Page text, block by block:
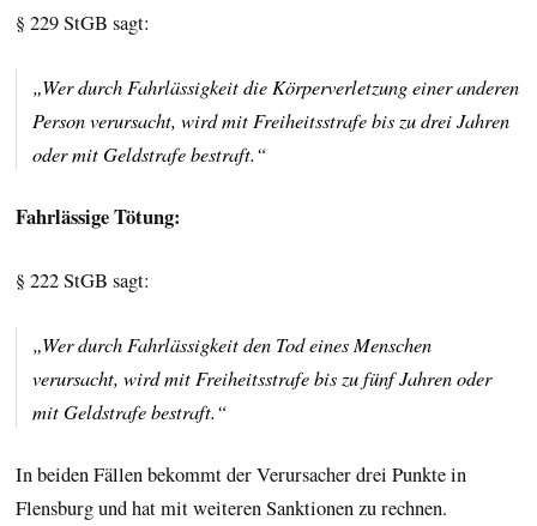
§ 229 StGB sagt:
„Wer durch Fahrlässigkeit die Körperverletzung einer anderen
Person verursacht, wird mit Freiheitsstrafe bis zu drei Jahren
oder mit Geldstrafe bestraft.“
Fahrlässige Tötung:
§ 222 StGB sagt:
„Wer durch Fahrlässigkeit den Tod eines Menschen
verursacht, wird mit Freiheitsstrafe bis zu fünf Jahren oder
mit Geldstrafe bestraft.“
In beiden Fällen bekommt der Verursacher drei Punkte in
Flensburg und hat mit weiteren Sanktionen zu rechnen.